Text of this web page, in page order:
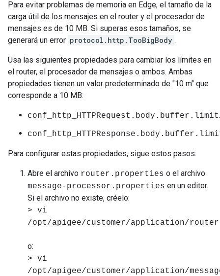
Para evitar problemas de memoria en Edge, el tamaño de la
carga útil de los mensajes en el router y el procesador de
mensajes es de 10 MB. Si superas esos tamaños, se
generará un error protocol.http.TooBigBody .
Usa las siguientes propiedades para cambiar los límites en
el router, el procesador de mensajes o ambos. Ambas
propiedades tienen un valor predeterminado de "10 m" que
corresponde a 10 MB:
conf_http_HTTPRequest.body.buffer.limit.
Para configurar estas propiedades, sigue estos pasos:
Abre el archivo router.properties o el archivo
message-processor.properties en un editor.
Si el archivo no existe, créelo:
> vi
/opt/apigee/customer/application/
o:
> vi
/opt/apigee/customer/application/